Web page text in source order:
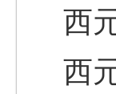
西
西